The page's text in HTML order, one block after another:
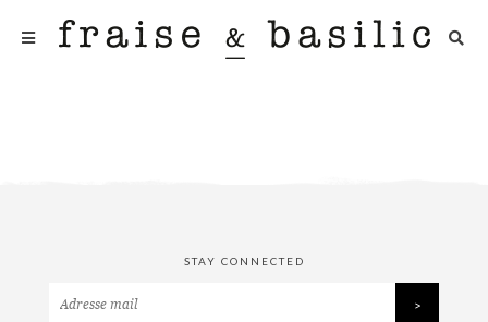
STAY CONNECTED